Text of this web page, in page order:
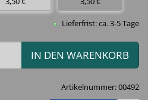
Lieferfrist: ca. 3-5 Tage
IN DEN WARENKORB
Artikelnummer:00492